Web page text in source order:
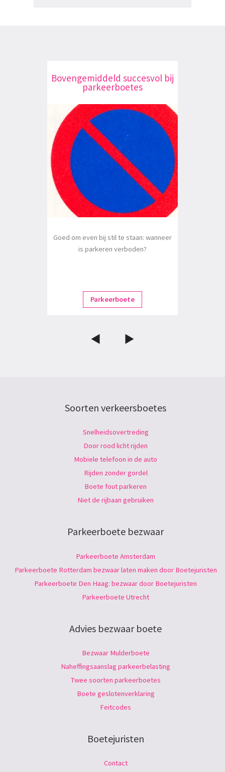
Bovengemiddeld succesvol bij
parkeerboetes
Goed om even bij stil te staan: wanneer
is parkeren verboden?
Parkeerboete
Soorten verkeersboetes
Snelheidsovertreding
Door rood licht rijden
Mobiele telefoon in de auto
Rijden zonder gordel
Boete fout parkeren
Niet de rijbaan gebruiken
Parkeerboete bezwaar
Parkeerboete Amsterdam
Parkeerboete Rotterdam bezwaar laten maken door Boetejuristen
Parkeerboete Den Haag: bezwaar door Boetejuristen
Parkeerboete Utrecht
Advies bezwaar boete
Bezwaar Mulderboete
Naheffingsaanslag parkeerbelasting
Twee soorten parkeerboetes
Boete geslotenverklaring
Feitcodes
Boetejuristen
Contact